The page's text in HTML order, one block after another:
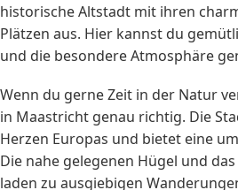
historische Altstadt mit ihren
Plätzen aus. Hier kannst du
und die besondere Atmosphäre
Wenn du gerne Zeit in der Natur
in Maastricht genau richtig. Die
Herzen Europas und bietet eine
Die nahe gelegenen Hügel und
laden zu ausgiebigen